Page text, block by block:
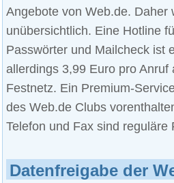
Angebote von Web.de. Daher
unübersichtlich. Eine Hotline
Passwörter und Mailcheck ist
allerdings 3,99 Euro pro Anruf
Festnetz. Ein Premium-
des Web.de Clubs
Telefon und Fax sind reguläre
Datenfreigabe der